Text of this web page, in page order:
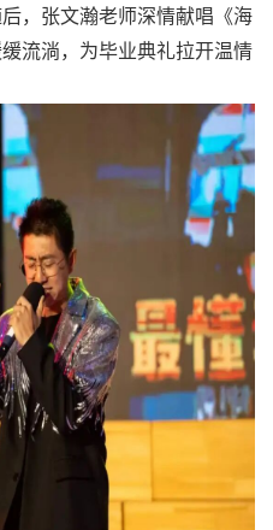
，张文瀚老师深情献唱《海
流淌，为毕业典礼拉开温情